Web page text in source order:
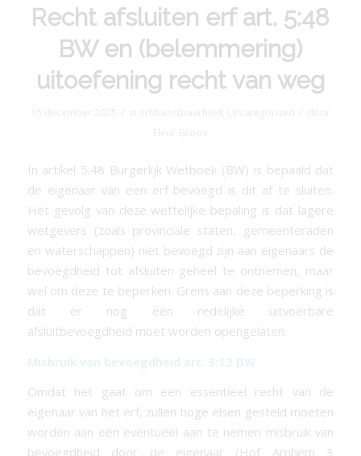
Recht afsluiten erf art. 5:48
BW en (belemmering)
uitoefening recht van weg
In artikel 5:48 Burgerlijk Wetboek (BW) is bepaald dat
de eigenaar van een erf bevoegd is dit af te sluiten.
Het gevolg van deze wettelijke bepaling is dat lagere
wetgevers (zoals provinciale staten, gemeenteraden
en waterschappen) niet bevoegd zijn aan eigenaars de
bevoegdheid tot afsluiten geheel te ontnemen, maar
wel om deze te beperken. Grens aan deze beperking is
dat er nog een redelijke uitvoerbare
afsluitbevoegdheid moet worden opengelaten.
Misbruik van bevoegdheid art. 3:13 BW
Omdat het gaat om een essentieel recht van de
eigenaar van het erf, zullen hoge eisen gesteld moeten
worden aan een eventueel aan te nemen misbruik van
bevoegdheid door de eigenaar (Hof Arnhem 3